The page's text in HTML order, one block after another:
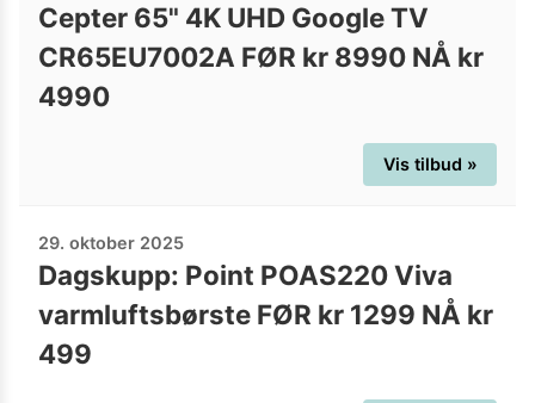
Cepter 65" 4K UHD Google TV
CR65EU7002A FØR kr 8990 NÅ kr
4990
Vis tilbud »
29. oktober 2025
Dagskupp: Point POAS220 Viva
varmluftsbørste FØR kr 1299 NÅ kr
499